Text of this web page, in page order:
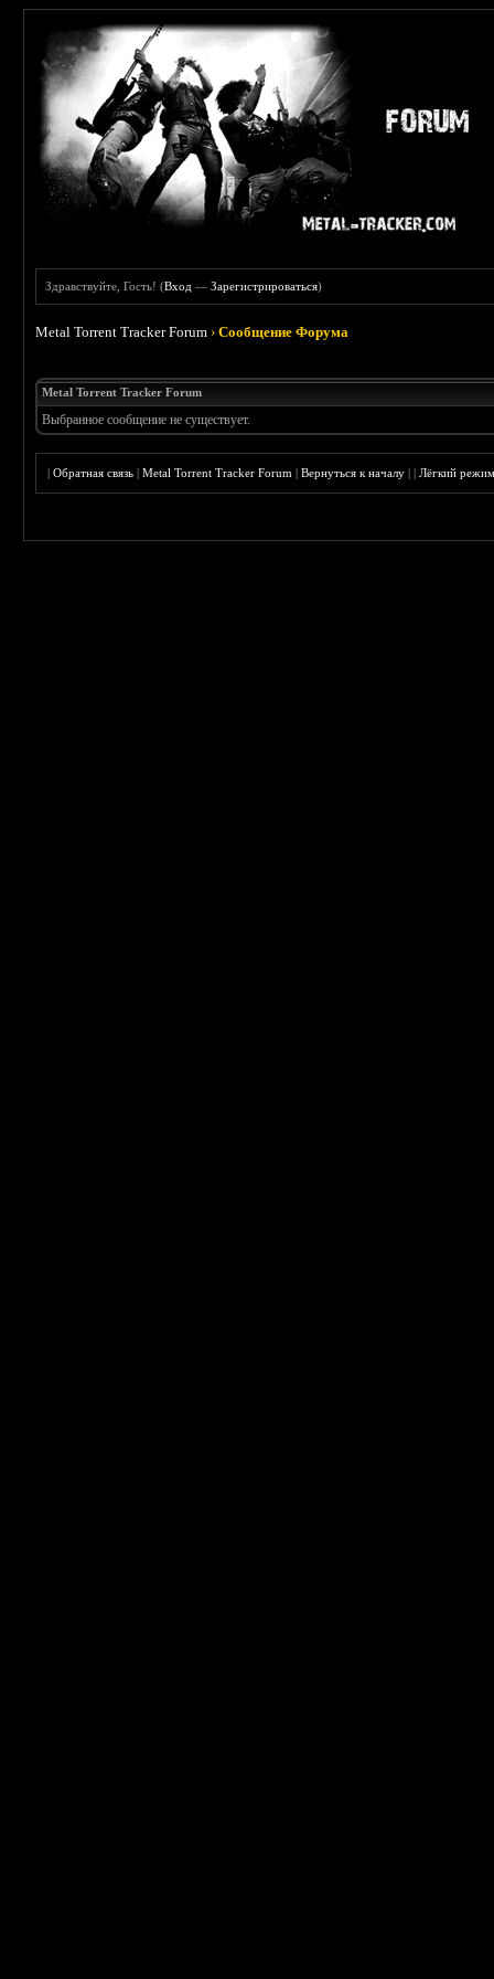
Здравствуйте, Гость! (Вход —Зарегистрироваться)
Metal Torrent Tracker Forum ›Сообщение Форума
Metal Torrent Tracker Forum
Выбранное сообщение не существует.
|Обратная связь |Metal Torrent Tracker Forum |Вернуться к началу ||Лёгкий